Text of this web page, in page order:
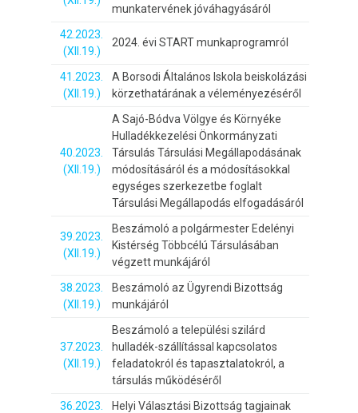
munkatervének jóváhagyásáról
42.2023.
(XII.19.)
2024. évi START munkaprogramról
41.2023.
(XII.19.)
A Borsodi Általános Iskola beiskolázási
körzethatárának a véleményezéséről
40.2023.
(XII.19.)
A Sajó-Bódva Völgye és Környéke
Hulladékkezelési Önkormányzati
Társulás Társulási Megállapodásának
módosításáról és a módosításokkal
egységes szerkezetbe foglalt
Társulási Megállapodás elfogadásáról
39.2023.
(XII.19.)
Beszámoló a polgármester Edelényi
Kistérség Többcélú Társulásában
végzett munkájáról
38.2023.
(XII.19.)
Beszámoló az Ügyrendi Bizottság
munkájáról
37.2023.
(XII.19.)
Beszámoló a települési szilárd
hulladék-szállítással kapcsolatos
feladatokról és tapasztalatokról, a
társulás működéséről
36.2023.
Helyi Választási Bizottság tagjainak